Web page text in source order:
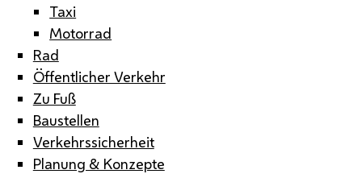
Taxi
Motorrad
Rad
Öffentlicher Verkehr
Zu Fuß
Baustellen
Verkehrssicherheit
Planung & Konzepte